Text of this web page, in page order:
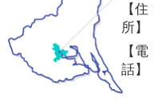
【住
所】
【電
話】